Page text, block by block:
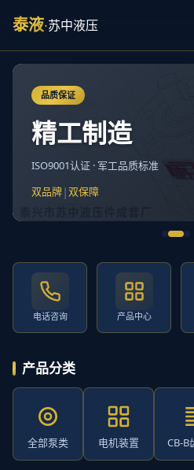
泰液·苏中液压
品质保证
精工制造
ISO9001认证 · 军工品质标准
双品牌|双保障
电话咨询 产品中心
产品分类
全部泵类 电机装置 CB-B